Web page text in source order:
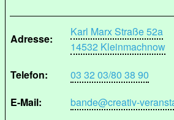
Adresse:
Karl Marx Straße 52a
14532 Kleinmachnow
Telefon:
03 32 03/80 38 90
E-Mail:
bande@creativ-